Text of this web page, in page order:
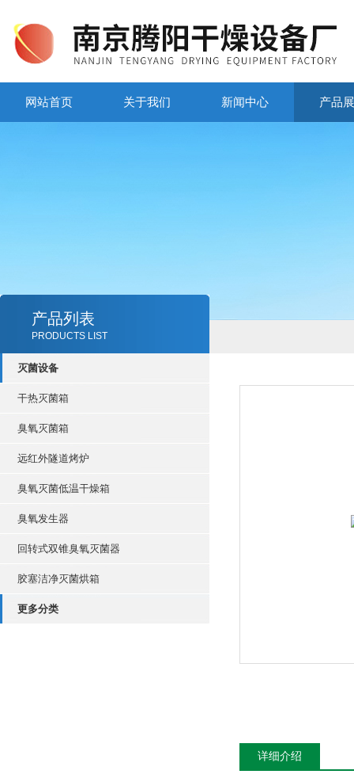
网站首页 关于我们 新闻中心 产品
产品列表
PRODUCTS LIST
灭菌设备
干热灭菌箱
臭氧灭菌箱
远红外隧道烤炉
臭氧灭菌低温干燥箱
臭氧发生器
回转式双锥臭氧灭菌器
胶塞洁净灭菌烘箱
更多分类
详细介绍